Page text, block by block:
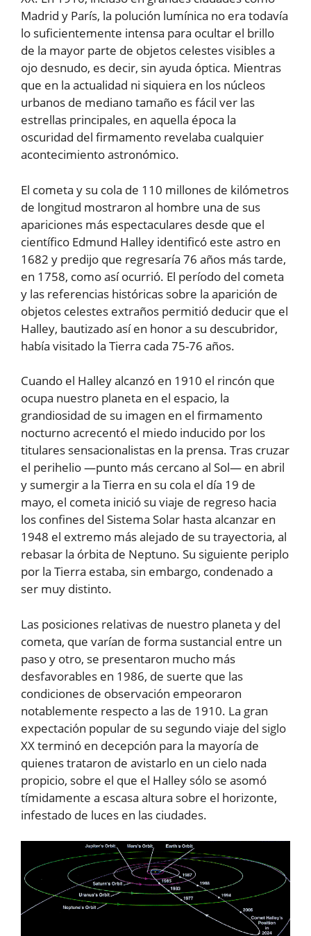
Madrid y París, la polución lumínica no era todavía
lo suficientemente intensa para ocultar el brillo
de la mayor parte de objetos celestes visibles a
ojo desnudo, es decir, sin ayuda óptica. Mientras
que en la actualidad ni siquiera en los núcleos
urbanos de mediano tamaño es fácil ver las
estrellas principales, en aquella época la
oscuridad del firmamento revelaba cualquier
acontecimiento astronómico.
El cometa y su cola de 110 millones de kilómetros
de longitud mostraron al hombre una de sus
apariciones más espectaculares desde que el
científico Edmund Halley identificó este astro en
1682 y predijo que regresaría 76 años más tarde,
en 1758, como así ocurrió. El período del cometa
y las referencias históricas sobre la aparición de
objetos celestes extraños permitió deducir que el
Halley, bautizado así en honor a su descubridor,
había visitado la Tierra cada 75-76 años.
Cuando el Halley alcanzó en 1910 el rincón que
ocupa nuestro planeta en el espacio, la
grandiosidad de su imagen en el firmamento
nocturno acrecentó el miedo inducido por los
titulares sensacionalistas en la prensa. Tras cruzar
el perihelio —punto más cercano al Sol— en abril
y sumergir a la Tierra en su cola el día 19 de
mayo, el cometa inició su viaje de regreso hacia
los confines del Sistema Solar hasta alcanzar en
1948 el extremo más alejado de su trayectoria, al
rebasar la órbita de Neptuno. Su siguiente periplo
por la Tierra estaba, sin embargo, condenado a
ser muy distinto.
Las posiciones relativas de nuestro planeta y del
cometa, que varían de forma sustancial entre un
paso y otro, se presentaron mucho más
desfavorables en 1986, de suerte que las
condiciones de observación empeoraron
notablemente respecto a las de 1910. La gran
expectación popular de su segundo viaje del siglo
XX terminó en decepción para la mayoría de
quienes trataron de avistarlo en un cielo nada
propicio, sobre el que el Halley sólo se asomó
tímidamente a escasa altura sobre el horizonte,
infestado de luces en las ciudades.